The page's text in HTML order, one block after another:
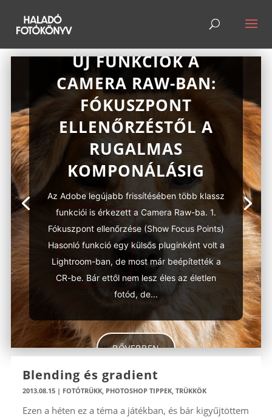
ÚJ FUNKCIÓK A
CAMERA RAW-BAN:
FÓKUSZPONT
ELLENŐRZÉSTŐL A
RUGALMAS
KOMPONÁLÁSIG
Az Adobe legújabb frissítésében több klassz
funkciói is érkezett a Camera Raw-ba. 1.
Fókuszpont ellenőrzése (Show Focus Points)
Hasonló funkció egy külsős pluginként volt a
Lightroom-ban, de most már beépítették a
CR-be. Bár ettől nem lesz éles az életlen
fotód, de...
BŐVEBBEN
Blending és gradient
2013.08.15| FOTÓTRÜKK, PHOTOSHOP TIPPEK, TRÜKKÖK
Ezen a héten ez a téma a játékban, és bár kigyűjtöttem